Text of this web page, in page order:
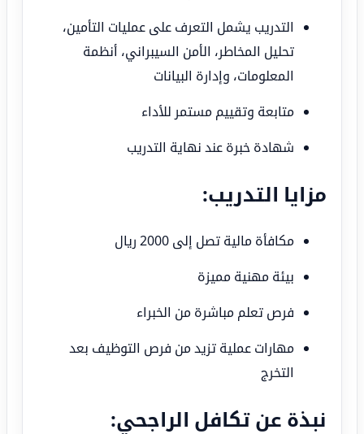
التدريب يشمل التعرف على عمليات التأمين،
تحليل المخاطر، الأمن السيبراني، أنظمة
المعلومات، وإدارة البيانات
متابعة وتقييم مستمر للأداء
شهادة خبرة عند نهاية التدريب
مزايا التدريب:
مكافأة مالية تصل إلى 2000 ريال
بيئة مهنية مميزة
فرص تعلم مباشرة من الخبراء
مهارات عملية تزيد من فرص التوظيف بعد
التخرج
نبذة عن تكافل الراجحي: